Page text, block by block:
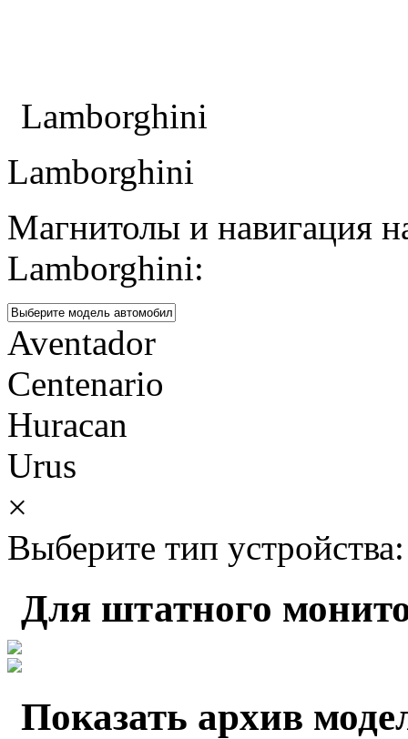
Lamborghini
Lamborghini
Магнитолы и навигация
Lamborghini:
Aventador
Centenario
Huracan
Urus
×
Выберите тип устройства:
Для штатного
Показать архив